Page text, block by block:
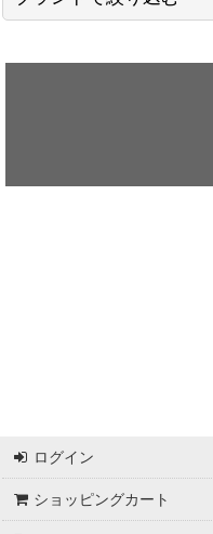
arata / アラタ
UNPARALLEL / アンパラレル
ログイン
ショッピングカート